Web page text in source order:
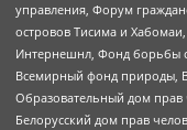
управления, Форум
островов Тисима и
Интернешнл, Фонд борьбы с
Всемирный фонд природы,
Образовательный дом
Белорусский дом прав